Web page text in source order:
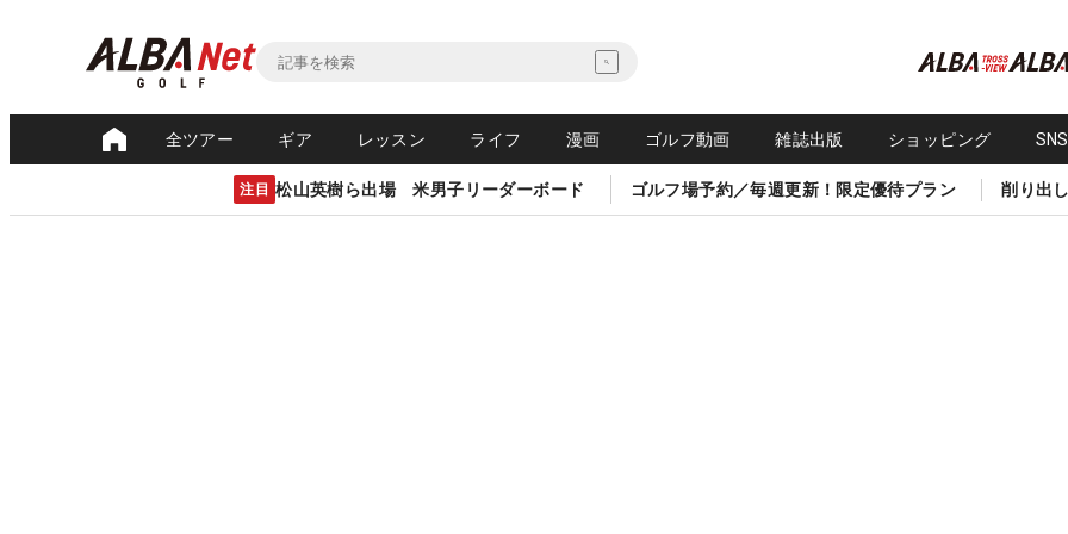
全ツアー ギア レッスン ライフ 漫画 ゴルフ動画 雑誌出版 ショッピング
注目 松山英樹ら出場 米男子リーダーボード ゴルフ場予約／毎週更新！限定優待プラン 削り出